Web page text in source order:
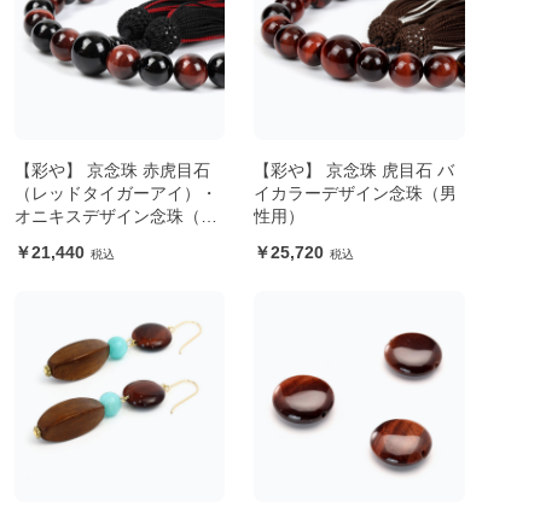
【彩や】 京念珠 赤虎目石
（レッドタイガーアイ）・
オニキスデザイン念珠（男
21,440
【彩や】 京念珠 虎目石 バ
イカラーデザイン念珠（男
性用）
25,720